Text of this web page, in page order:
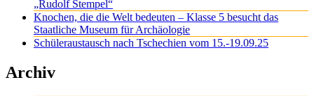
„Rudolf Stempel“
Knochen, die die Welt bedeuten – Klasse 5 besucht das
Staatliche Museum für Archäologie
Schüleraustausch nach Tschechien vom 15.-19.09.25
Archiv